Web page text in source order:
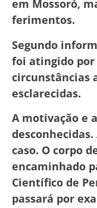
em Mossoró,
ferimentos.
Segundo
foi atingido por
circunstâncias
esclarecidas.
A motivação e
caso. O corpo
encaminhado
Científico de
passará por